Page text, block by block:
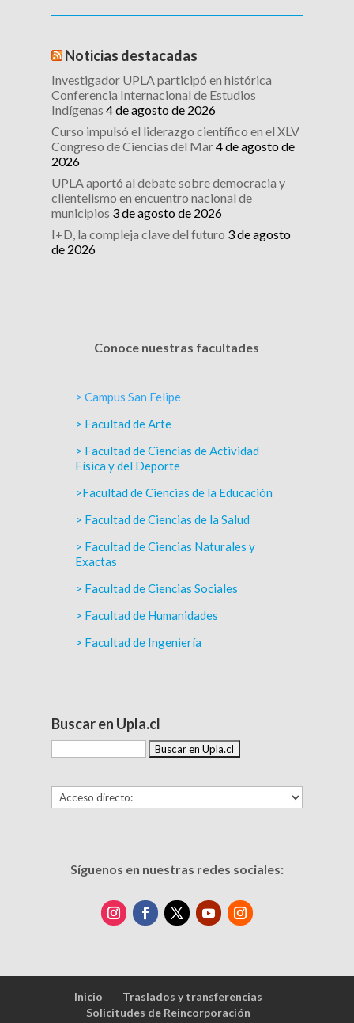
Noticias destacadas
Investigador UPLA participó en histórica
Conferencia Internacional de Estudios
Indígenas 4 de agosto de 2026
Curso impulsó el liderazgo científico en el XLV
Congreso de Ciencias del Mar4 de agosto de
2026
UPLA aportó al debate sobre democracia y
clientelismo en encuentro nacional de
municipios 3 de agosto de 2026
I+D, la compleja clave del futuro 3 de agosto
de 2026
Conoce nuestras facultades
> Campus San Felipe
> Facultad de Arte
> Facultad de Ciencias de Actividad
Física y del Deporte
>Facultad de Ciencias de la Educación
> Facultad de Ciencias de la Salud
> Facultad de Ciencias Naturales y
Exactas
> Facultad de Ciencias Sociales
> Facultad de Humanidades
> Facultad de Ingeniería
Buscar en Upla.cl
Síguenos en nuestras redes sociales:
Inicio
Traslados y transferencias
Solicitudes de Reincorporación